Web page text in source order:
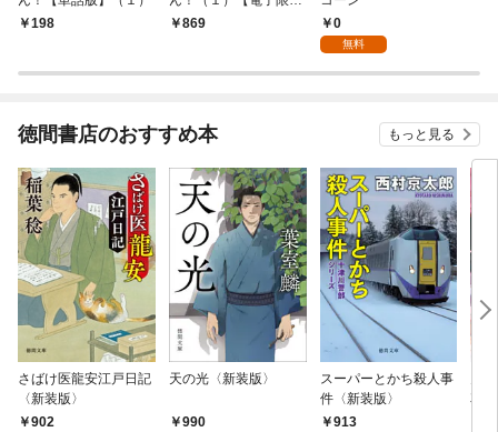
198
特典ペーパー付き】
869
0
無料
徳間書店のおすすめ本 もっと見る
さばけ医龍安江戸日記
〈新装版〉
902
天の光〈新装版〉
990
スーパーとかち殺人事
件〈新装版〉
913
花